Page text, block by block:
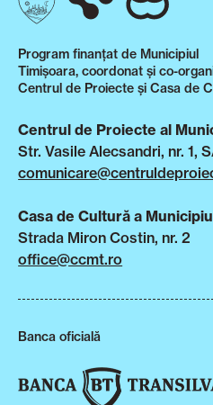
Program finanțat de Municipiul
Timișoara, coordonat și co-
Centrul de Proiecte și Casa de
Centrul de Proiecte al
Str. Vasile Alecsandri, nr. 1,
Casa de Cultură a
Strada Miron Costin, nr. 2
office@ccmt.ro
Banca oficială